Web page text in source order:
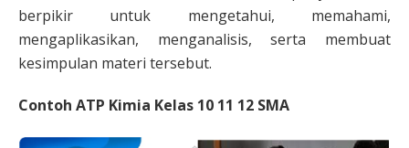
berpikir untuk mengetahui, memahami,
mengaplikasikan, menganalisis, serta membuat
kesimpulan materi tersebut.
Contoh ATP Kimia Kelas 10 11 12 SMA